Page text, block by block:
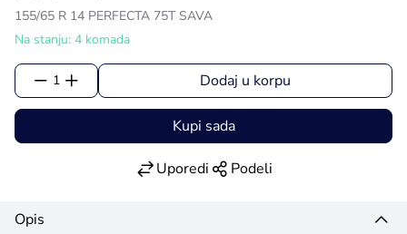
155/65 R 14 PERFECTA 75T SAVA
Na stanju: 4 komada
1 Dodaj u korpu
Kupi sada
Uporedi Podeli
Opis